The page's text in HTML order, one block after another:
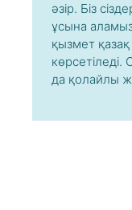
әзір. Біз
ұсына
қызмет
көрсетіледі.
да қолайлы